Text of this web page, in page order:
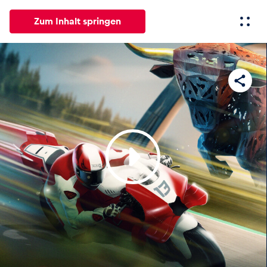
Zum Inhalt springen
Alle Erlebnisse Seiten
News
Alle anzeigen
Events
Alle anzeigen